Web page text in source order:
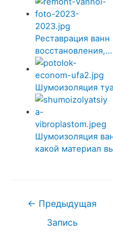
Реставрация
восстановления,…
Шумоизоляция
Шумоизоляция
какой материал
Навигация
← Предыдущая
Запись